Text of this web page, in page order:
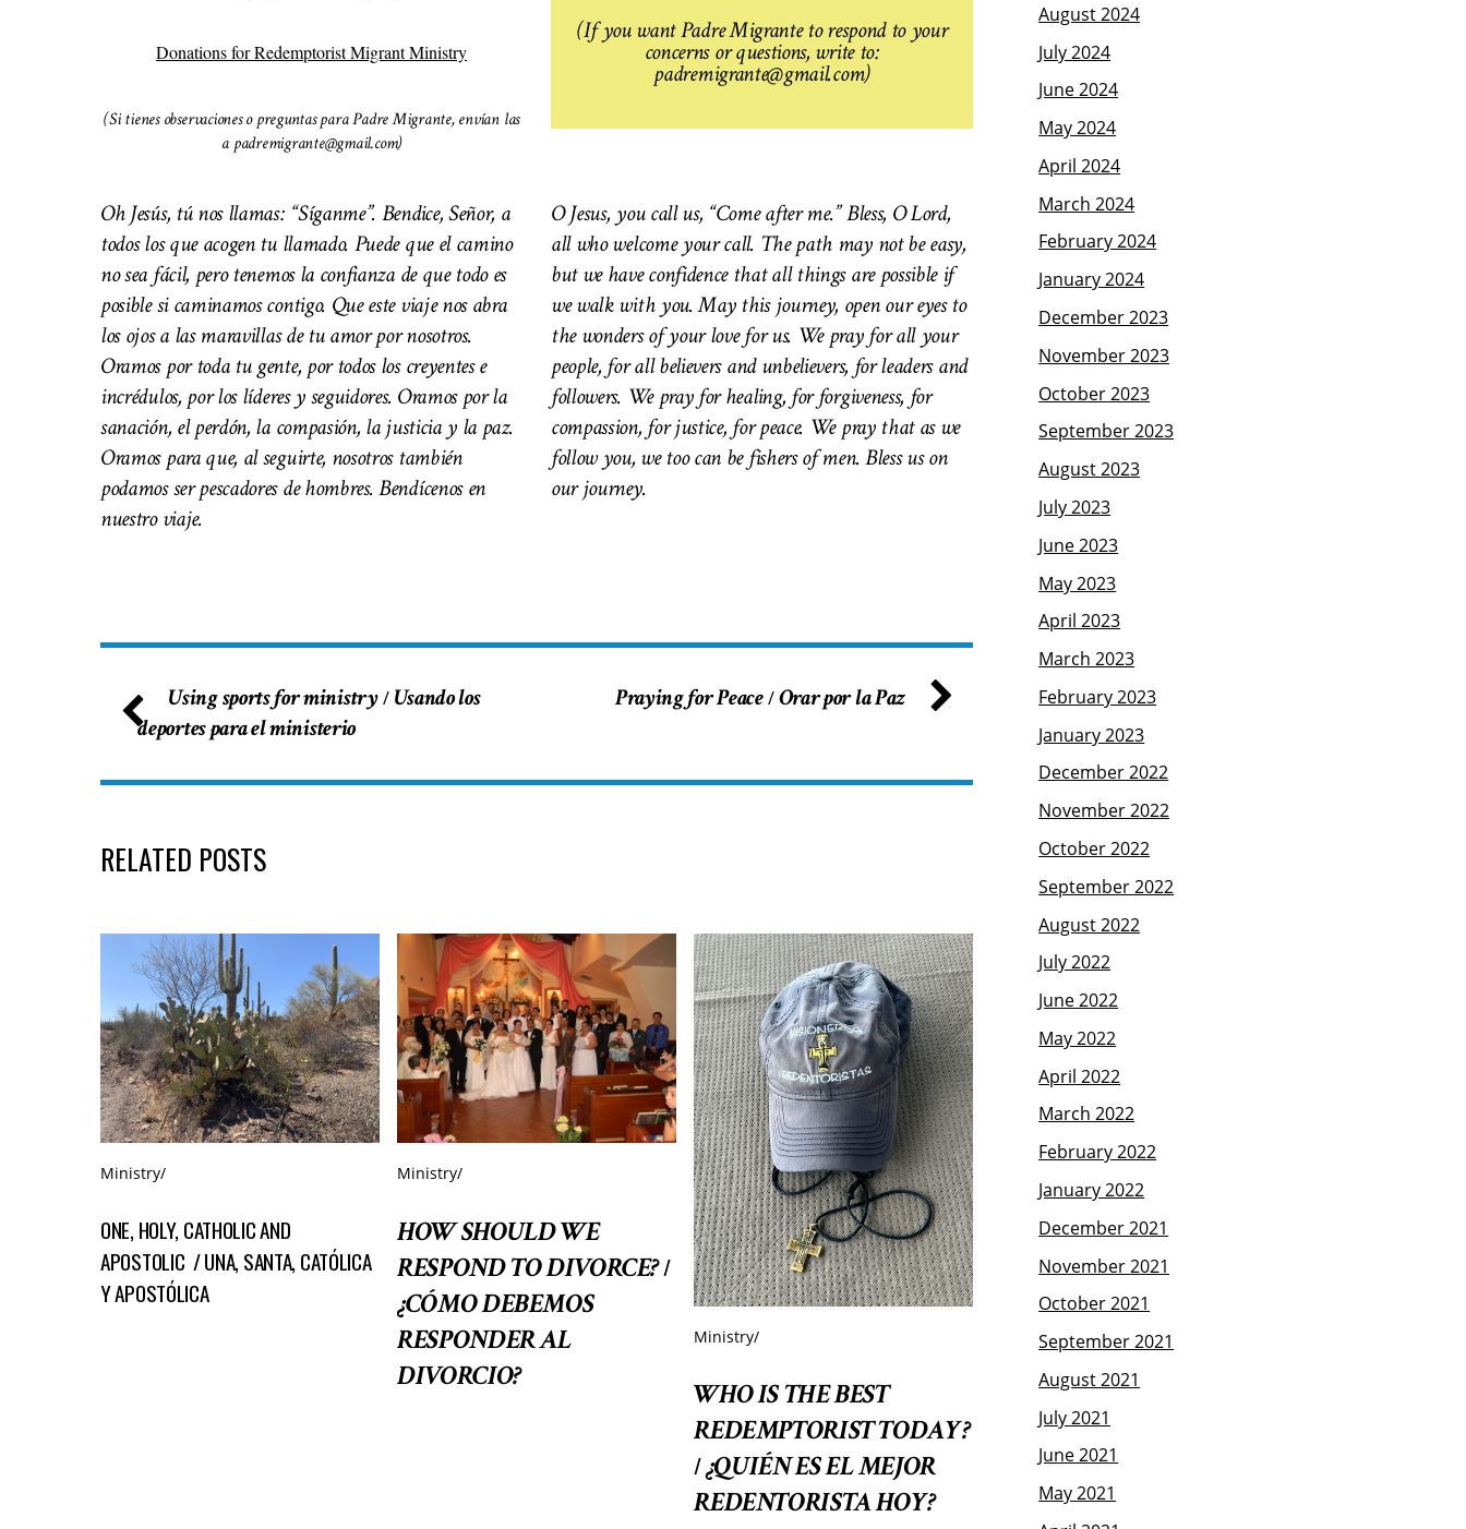
Donations for Redemptorist Migrant Ministry
(Si tienes observaciones o preguntas para Padre Migrante, envían las
a padremigrante@gmail.com)
(If you want Padre Migrante to respond to your
concerns or questions, write to:
padremigrante@gmail.com)
Oh Jesús, tú nos llamas: “Síganme”. Bendice, Señor, a
todos los que acogen tu llamado. Puede que el camino
no sea fácil, pero tenemos la confianza de que todo es
posible si caminamos contigo. Que este viaje nos abra
los ojos a las maravillas de tu amor por nosotros.
Oramos por toda tu gente, por todos los creyentes e
incrédulos, por los líderes y seguidores. Oramos por la
sanación, el perdón, la compasión, la justicia y la paz.
Oramos para que, al seguirte, nosotros también
podamos ser pescadores de hombres. Bendícenos en
nuestro viaje.
O Jesus, you call us, “Come after me.” Bless, O Lord,
all who welcome your call. The path may not be easy,
but we have confidence that all things are possible if
we walk with you. May this journey, open our eyes to
the wonders of your love for us. We pray for all your
people, for all believers and unbelievers, for leaders and
followers. We pray for healing, for forgiveness, for
compassion, for justice, for peace. We pray that as we
follow you, we too can be fishers of men. Bless us on
our journey.
Using sports for ministry/ Usando los
deportes para el ministerio
Praying for Peace/Orar por la Paz
RELATED POSTS
Ministry/
ONE, HOLY, CATHOLIC AND
APOSTOLIC / UNA, SANTA, CATÓLICA
Y APOSTÓLICA
Ministry/
HOW SHOULD WE
RESPOND TO DIVORCE?/
¿CÓMO DEBEMOS
RESPONDER AL
DIVORCIO?
Ministry/
WHO IS THE BEST
REDEMPTORIST TODAY?
/¿QUIÉN ES EL MEJOR
REDENTORISTA HOY?
August 2024
July 2024
June 2024
May 2024
April 2024
March 2024
February 2024
January 2024
December 2023
November 2023
October 2023
September 2023
August 2023
July 2023
June 2023
May 2023
April 2023
March 2023
February 2023
January 2023
December 2022
November 2022
October 2022
September 2022
August 2022
July 2022
June 2022
May 2022
April 2022
March 2022
February 2022
January 2022
December 2021
November 2021
October 2021
September 2021
August 2021
July 2021
June 2021
May 2021